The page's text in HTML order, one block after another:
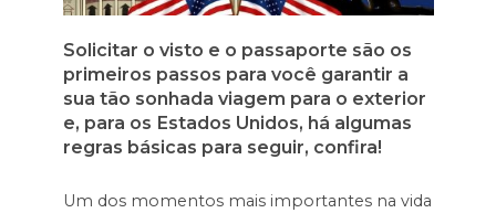
Solicitar o visto e o passaporte são os
primeiros passos para você garantir a
sua tão sonhada viagem para o exterior
e, para os Estados Unidos, há algumas
regras básicas para seguir, confira!
Um dos momentos mais importantes na vida